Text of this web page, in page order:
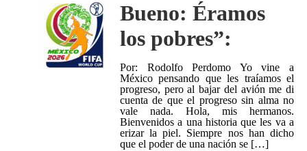
Bueno: Éramos
los pobres”:
Por: Rodolfo Perdomo Yo vine a
México pensando que les traíamos el
progreso, pero al bajar del avión me di
cuenta de que el progreso sin alma no
vale nada. Hola, mis hermanos.
Bienvenidos a una historia que les va a
erizar la piel. Siempre nos han dicho
que el poder de una nación se […]